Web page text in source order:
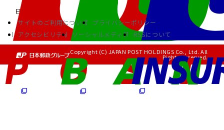
サイトのご利用について
プライバシーポリシー
アクセシビリティ
ソーシャルメディア RSSについて
Copyright (C) JAPAN POST HOLDINGS Co., Ltd. All
Rights Reserved.